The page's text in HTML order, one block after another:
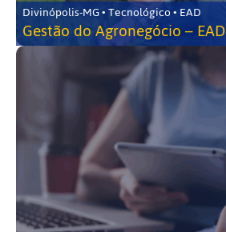
Divinópolis-MG • Tecnológico • EAD
Gestão do Agronegócio – EAD